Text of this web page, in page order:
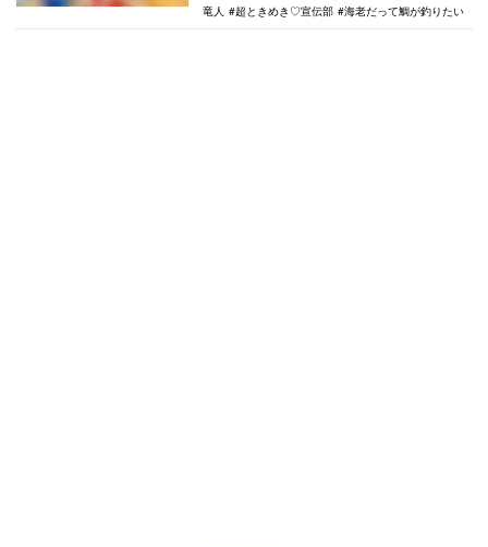
竜人
超ときめき♡宣伝部 海老だって鯛が釣りたい